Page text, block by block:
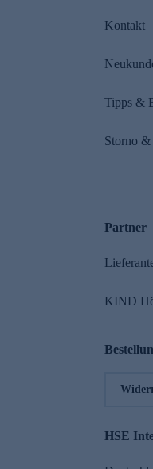
Kontakt
Tipps &
Storno &
Partner
KIND
HSE